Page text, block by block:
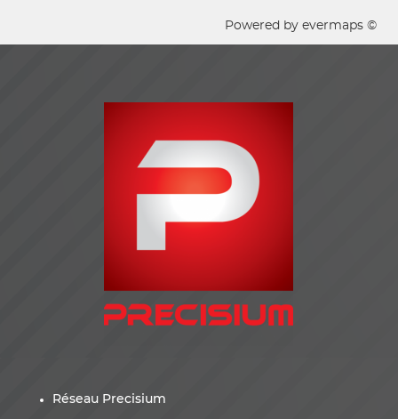
Powered by evermaps ©
Réseau Precisium